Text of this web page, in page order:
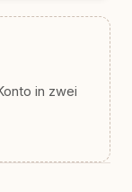
in zwei